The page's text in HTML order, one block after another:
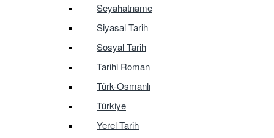
Seyahatname
Siyasal Tarih
Sosyal Tarih
Tarihi Roman
Türk-Osmanlı
Türkiye
Yerel Tarih